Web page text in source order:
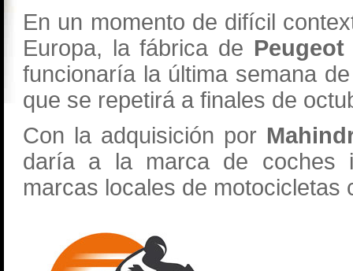
En un momento de difícil
Europa, la fábrica de
funcionaría la última semana
que se repetirá a finales de
Con la adquisición por
daría a la marca de coches
marcas locales de motocicletas